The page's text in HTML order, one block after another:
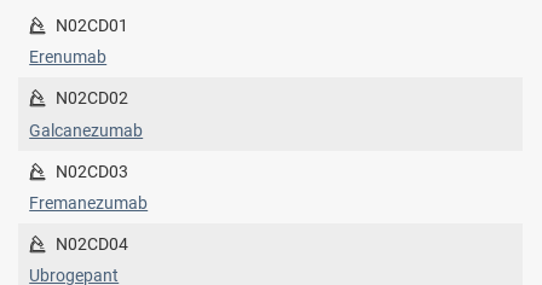
N02CD01
Erenumab
N02CD02
Galcanezumab
N02CD03
Fremanezumab
N02CD04
Ubrogepant